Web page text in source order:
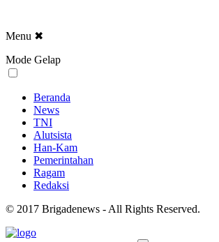
Menu ✖
Mode Gelap
Beranda
News
TNI
Alutsista
Han-Kam
Pemerintahan
Ragam
Redaksi
© 2017 Brigadenews - All Rights Reserved.